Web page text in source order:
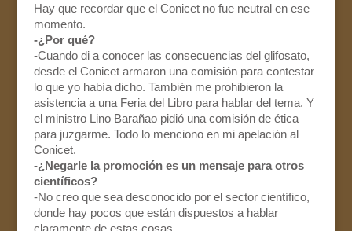
Hay que recordar que el Conicet no fue neutral en ese
momento.
-¿Por qué?
-Cuando di a conocer las consecuencias del glifosato,
desde el Conicet armaron una comisión para contestar
lo que yo había dicho. También me prohibieron la
asistencia a una Feria del Libro para hablar del tema. Y
el ministro Lino Barañao pidió una comisión de ética
para juzgarme. Todo lo menciono en mi apelación al
Conicet.
-¿Negarle la promoción es un mensaje para otros
científicos?
-No creo que sea desconocido por el sector científico,
donde hay pocos que están dispuestos a hablar
claramente de estas cosas.